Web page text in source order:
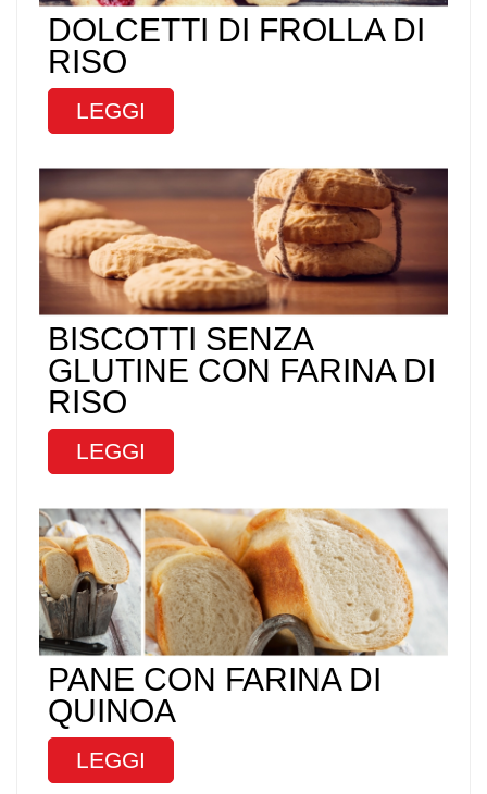
DOLCETTI DI FROLLA DI
RISO
LEGGI
BISCOTTI SENZA
GLUTINE CON FARINA DI
RISO
LEGGI
PANE CON FARINA DI
QUINOA
LEGGI